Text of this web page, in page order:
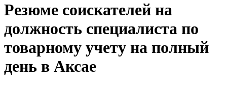
Резюме соискателей на
должность специалиста по
товарному учету на полный
день в Аксае